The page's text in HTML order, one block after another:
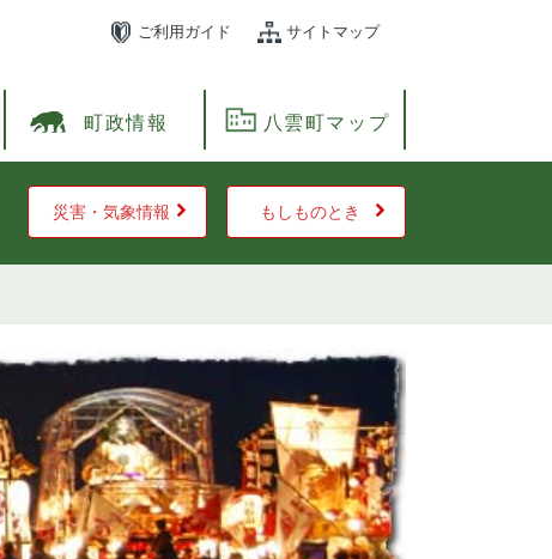
ご利用ガイド サイトマップ
町政情報 八雲町マップ
災害・気象情報 もしものとき